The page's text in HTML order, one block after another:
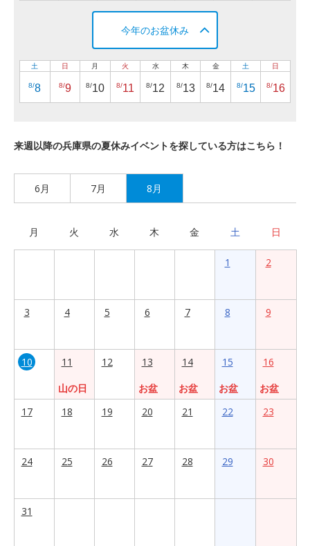
今年のお盆休み
土
8/8
日
8/9
月
8/10
火
8/11
水
8/12
木
8/13
金
8/14
土
8/15
日
8/16
来週以降の兵庫県の夏休みイベントを探している方はこちら！
6月 7月 8月
月 火 水 木 金 土 日
1 2
3 4 5 6 7 8 9
10
11
山の日
12
13
お盆
14
お盆
15
お盆
16
お盆
17
18 19 20 21 22 23
24 25 26 27 28 29 30
31